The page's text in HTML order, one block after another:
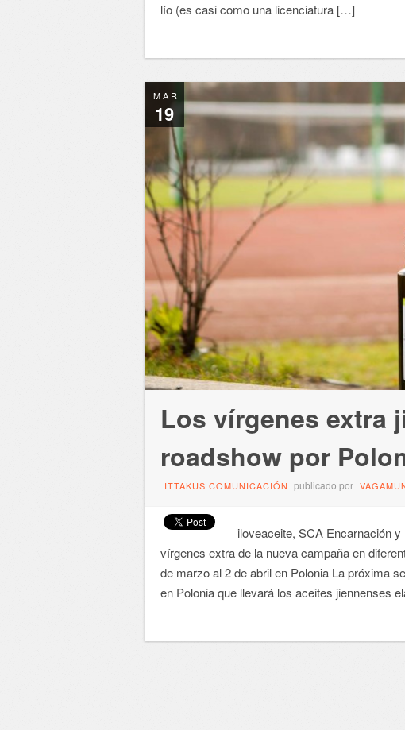
lío (es casi como una licenciatura […]
MAR
19
Los vírgenes extra
roadshow por
ITTAKUS COMUNICACIÓN publicado por
iloveaceite, SCA Encarnación y
vírgenes extra de la nueva campaña en
de marzo al 2 de abril en Polonia La próxima
en Polonia que llevará los aceites jiennenses